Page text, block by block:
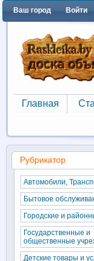
Ваш город Войти
Главная
Главная
Рубрикатор
Автомобили,
Бытовое
Городские и
Государственные и
общественные
Детские товары и